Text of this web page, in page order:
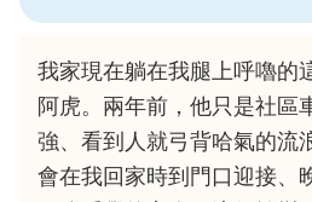
我家現在躺在我腿上呼嚕的
阿虎。兩年前，他只是社區
強、看到人就弓背哈氣的流
會在我回家時到門口迎接、